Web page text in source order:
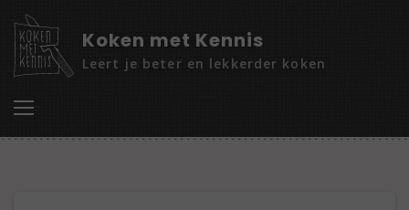
Koken met Kennis
Leert je beter en lekkerder koken